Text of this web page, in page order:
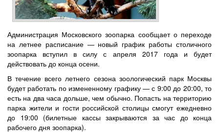
Администрация Московского зоопарка сообщает о переходе
на летнее расписание — новый график работы столичного
зоопарка вступил в силу с апреля 2017 года и будет
действовать до конца осени.
В течение всего летнего сезона зоологический парк Москвы
будет работать по измененному графику — с 9:00 до 20:00, то
есть на два часа дольше, чем обычно. Попасть на территорию
парка жители и гости российской столицы смогут ежедневно
до 19:00 (билетные кассы закрываются за час до конца
рабочего дня зоопарка).